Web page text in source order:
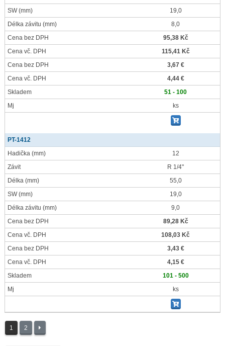
SW(mm)
19,0
Délka závitu (mm)
8,0
Cena bez DPH
95,38 Kč
Cena vč. DPH
115,41 Kč
Cena bez DPH
3,67 €
Cena vč. DPH
4,44 €
Skladem
51 - 100
Mj
ks
PT-1412
Hadička (mm)
12
Závit
R 1/4"
Délka (mm)
55,0
SW(mm)
19,0
Délka závitu (mm)
9,0
Cena bez DPH
89,28 Kč
Cena vč. DPH
108,03 Kč
Cena bez DPH
3,43 €
Cena vč. DPH
4,15 €
Skladem
101 - 500
Mj
ks
1 2